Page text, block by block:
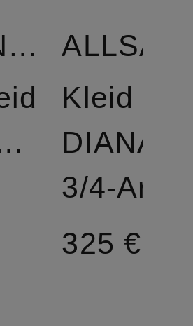
ALLSAINTS
Kleid
DIANA
3/4-Arm
325 €